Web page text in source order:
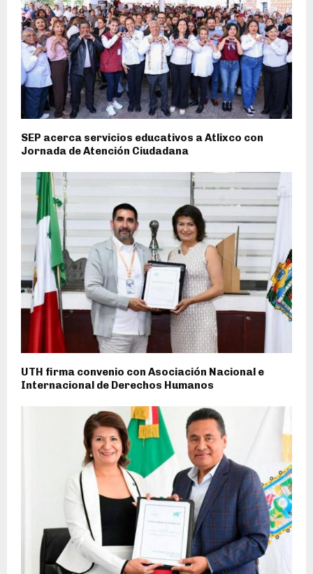
SEP acerca servicios educativos a Atlixco con
Jornada de Atención Ciudadana
UTH firma convenio con Asociación Nacional e
Internacional de Derechos Humanos